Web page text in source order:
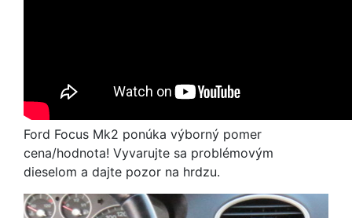
Ford Focus Mk2 ponúka výborný pomer
cena/hodnota! Vyvarujte sa problémovým
dieselom a dajte pozor na hrdzu.